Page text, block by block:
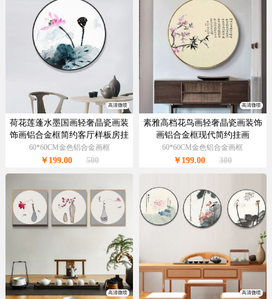
高清微喷
荷花莲蓬水墨国画轻奢晶瓷画装
饰画铝合金框简约客厅样板房挂
画
60*60CM金色铝合金画框
￥199.00 500
高清微喷
素雅高档花鸟画轻奢晶瓷画装饰
画铝合金框现代简约挂画
60*60CM金色铝合金画框
￥199.00 300
高清微喷 高清微喷